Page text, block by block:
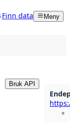
Finn data Meny
Bruk API